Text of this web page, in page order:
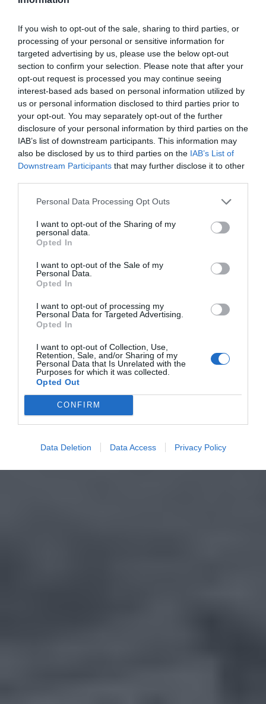
If you wish to opt-out of the sale, sharing to third parties, or
processing of your personal or sensitive information for
targeted advertising by us, please use the below opt-out
section to confirm your selection. Please note that after your
opt-out request is processed you may continue seeing
interest-based ads based on personal information utilized by
us or personal information disclosed to third parties prior to
your opt-out. You may separately opt-out of the further
disclosure of your personal information by third parties on the
IAB’s list of downstream participants. This information may
also be disclosed by us to third parties on the IAB’s List of
Downstream Participants that may further disclose it to other
Personal Data Processing Opt Outs
I want to opt-out of the Sharing of my
personal data.
Opted In
I want to opt-out of the Sale of my
Personal Data.
Opted In
I want to opt-out of processing my
Personal Data for Targeted Advertising.
Opted In
I want to opt-out of Collection, Use,
Retention, Sale, and/or Sharing of my
Personal Data that Is Unrelated with the
Purposes for which it was collected.
Opted Out
CONFIRM
Data Deletion Data Access Privacy Policy